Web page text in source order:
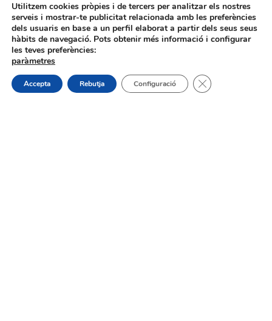
Procés selectiu 1 plaça tècnic/a de
joventut – torn lliure – oposició
Utilitzem cookies pròpies i de tercers per analitzar els nostres
serveis i mostrar-te publicitat relacionada amb les preferències
dels usuaris en base a un perfil elaborat a partir dels seus seus
hàbits de navegació. Pots obtenir més informació i configurar
les teves preferències:
paràmetres
Accepta Rebutja Configuració Tanca el bàner de